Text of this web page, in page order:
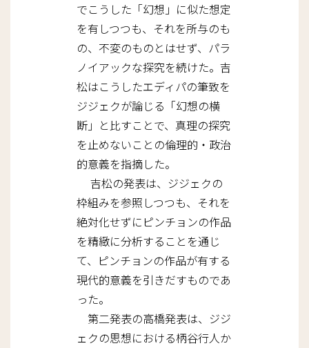
でこうした「幻想」に似た想定
を有しつつも、それを所与のも
の、不変のものとはせず、パラ
ノイアックな探究を続けた。吉
松はこうしたエディパの筆致を
ジジェクが論じる「幻想の横
断」と比すことで、真理の探究
を止めないことの倫理的・政治
的意義を指摘した。
吉松の発表は、ジジェクの
枠組みを参照しつつも、それを
絶対化せずにピンチョンの作品
を精緻に分析することを通じ
て、ピンチョンの作品が有する
現代的意義を引きだすものであ
った。
第二発表の高橋発表は、ジジ
ェクの思想における柄谷行人か